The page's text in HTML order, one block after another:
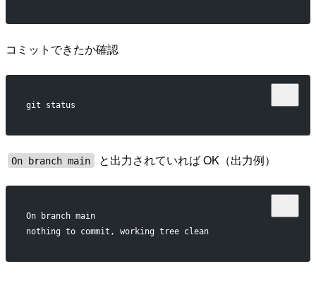
コミットできたか確認
git status
On branch main と出力されていれば OK（出力例）
On branch main
nothing to commit, working tree clean